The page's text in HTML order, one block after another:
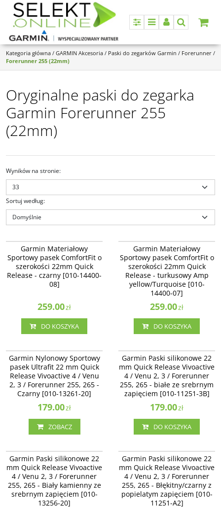
PanelMenuPanelSzukaj
Kategoria główna / GARMIN Akcesoria / Paski do zegarków Garmin / Forerunner /
Forerunner 255 (22mm)
Oryginalne paski do zegarka
Garmin Forerunner 255
(22mm)
Wyników na stronie:
Sortuj według:
Garmin Materiałowy Sportowy
pasek ComfortFit o szerokości
22mm Quick Release - czarny [010-
14400-08]
Garmin Materiałowy
Sportowy pasek ComfortFit o
szerokości 22mm Quick
Release - czarny [010-14400-
08]
259.00zł
DO KOSZYKA
Garmin Materiałowy Sportowy
pasek ComfortFit o szerokości
22mm Quick Release - turkusowy
Amp yellow/Turquoise [010-14400-
07]
Garmin Materiałowy
Sportowy pasek ComfortFit o
szerokości 22mm Quick
Release - turkusowy Amp
yellow/Turquoise [010-
14400-07]
259.00zł
DO KOSZYKA
Garmin Nylonowy Sportowy pasek
Ultrafit 22 mm Quick Release
Vivoactive 4 / Venu 2, 3 /
Forerunner 255, 265 - Czarny [010-
13261-20]
Dostępność Zakończono
Garmin Nylonowy Sportowy
pasek Ultrafit 22 mm Quick
Release Vivoactive 4 / Venu
2, 3 / Forerunner 255, 265 -
Czarny [010-13261-20]
179.00zł
ZOBACZ
Garmin Paski silikonowe 22 mm
Quick Release Vivoactive 4 / Venu 2
- białe ze srebrnym zapięciem [010-
11251-3B]
Garmin Paski silikonowe 22
mm Quick Release Vivoactive
4 / Venu 2, 3 / Forerunner
255, 265 - białe ze srebrnym
zapięciem [010-11251-3B]
179.00zł
DO KOSZYKA
Garmin Paski silikonowe 22 mm
Quick Release Vivoactive 4 / Venu
2, 3 / Forerunner 255, 265 - Biały
kamienny ze srebrnym zapięciem
[010-13256-20]
Garmin Paski silikonowe 22
mm Quick Release Vivoactive
4 / Venu 2, 3 / Forerunner
255, 265 - Biały kamienny ze
srebrnym zapięciem [010-
13256-20]
Garmin Paski silikonowe 22 mm
Quick Release Vivoactive 4 / Venu 2
/ Forerunner 255, 265 -
Błękitny/czarny z popielatym
zapięciem [010-11251-A2]
Garmin Paski silikonowe 22
mm Quick Release Vivoactive
4 / Venu 2, 3 / Forerunner
255, 265 - Błękitny/czarny z
popielatym zapięciem [010-
11251-A2]